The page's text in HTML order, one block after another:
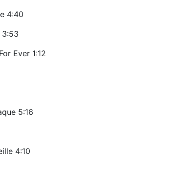
4:40
3:53
Ever 1:12
5:16
4:10